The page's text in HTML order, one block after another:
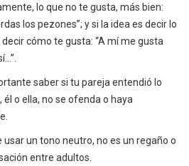
lo que no te gusta, más bien:
los pezones”; y si la idea es decir lo
cómo te gusta: “A mí me gusta
saber si tu pareja entendió lo
o ella, no se ofenda o haya
usar un tono neutro, no es un regaño o
entre adultos.